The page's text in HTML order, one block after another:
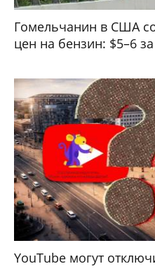
Гомельчанин в США
цен на бензин: $5–6
YouTube могут